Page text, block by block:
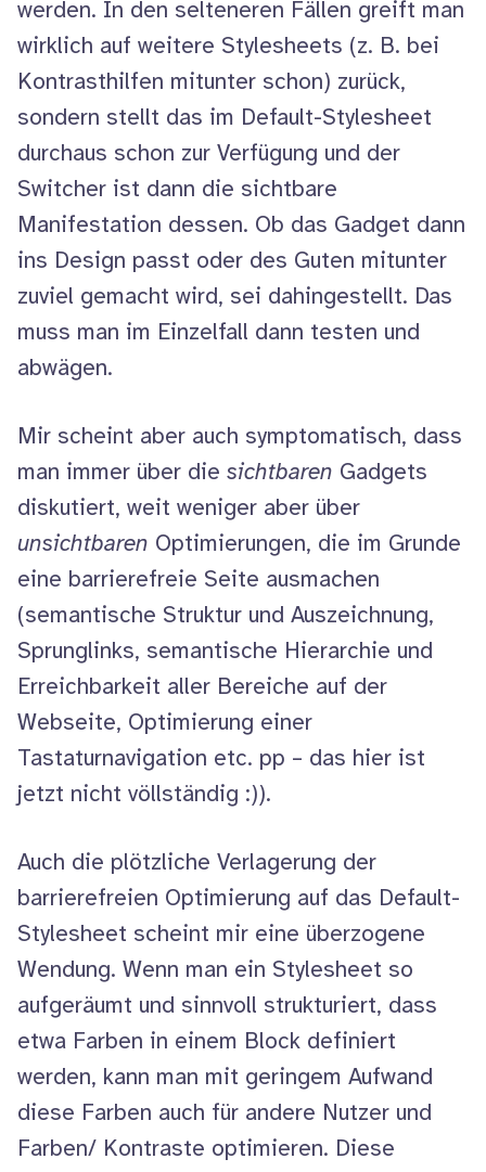
werden. In den selteneren Fällen greift man
wirklich auf weitere Stylesheets (z. B. bei
Kontrasthilfen mitunter schon) zurück,
sondern stellt das im Default-Stylesheet
durchaus schon zur Verfügung und der
Switcher ist dann die sichtbare
Manifestation dessen. Ob das Gadget dann
ins Design passt oder des Guten mitunter
zuviel gemacht wird, sei dahingestellt. Das
muss man im Einzelfall dann testen und
abwägen.
Mir scheint aber auch symptomatisch, dass
man immer über die sichtbaren Gadgets
diskutiert, weit weniger aber über
unsichtbaren Optimierungen, die im Grunde
eine barrierefreie Seite ausmachen
(semantische Struktur und Auszeichnung,
Sprunglinks, semantische Hierarchie und
Erreichbarkeit aller Bereiche auf der
Webseite, Optimierung einer
Tastaturnavigation etc. pp – das hier ist
jetzt nicht völlständig :)).
Auch die plötzliche Verlagerung der
barrierefreien Optimierung auf das Default-
Stylesheet scheint mir eine überzogene
Wendung. Wenn man ein Stylesheet so
aufgeräumt und sinnvoll strukturiert, dass
etwa Farben in einem Block definiert
werden, kann man mit geringem Aufwand
diese Farben auch für andere Nutzer und
Farben/ Kontraste optimieren. Diese